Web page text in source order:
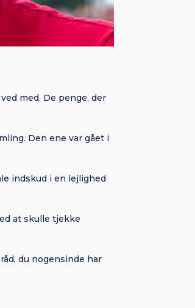
med. De penge, der
Den ene var gået i
indskud i en lejlighed
at skulle tjekke
du nogensinde har